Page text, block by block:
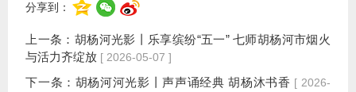
分享到：
上一条： 胡杨河光影丨乐享缤纷“五一” 七师胡杨河市烟火
与活力齐绽放 [ 2026-05-07 ]
下一条： 胡杨河河光影丨声声诵经典 胡杨沐书香 [ 2026-